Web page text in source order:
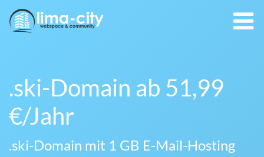
.ski-Domain ab 51,99
€/Jahr
.ski-Domain mit 1 GB E-Mail-Hosting